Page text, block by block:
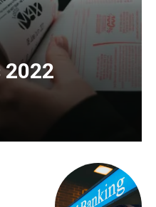
2022